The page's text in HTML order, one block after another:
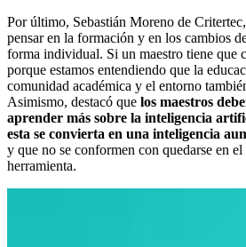
Por último, Sebastián Moreno de
pensar en la formación y en los cambios
forma individual. Si un maestro tiene que
porque estamos entendiendo que la
comunidad académica y el entorno
Asimismo, destacó que los maestros
aprender más sobre la inteligencia
esta se convierta en una inteligencia
y que no se conformen con quedarse en el
herramienta.